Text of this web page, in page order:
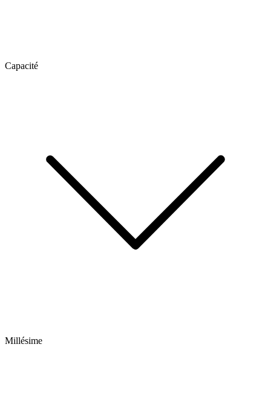
Capacité
Millésime